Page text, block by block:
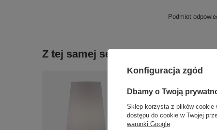
Podmiot
Z tej samej serii:
Konfiguracja zgód
Dbamy o Twoją
Sklep korzysta z plików cookie
dostępu do cookie w Twojej
warunki Google